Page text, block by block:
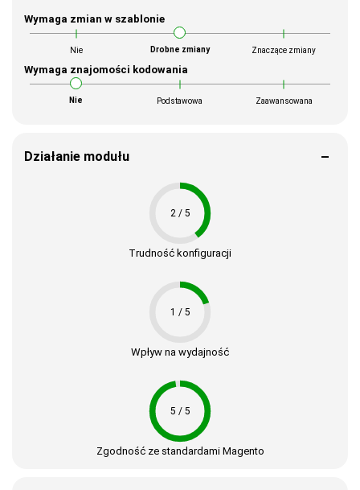
Wymaga zmian w szablonie
Nie Drobne zmiany Znaczące zmiany
Wymaga znajomości kodowania
Nie Podstawowa Zaawansowana
Działanie modułu
2 / 5
Trudność konfiguracji
1 / 5
Wpływ na wydajność
5 / 5
Zgodność ze standardami Magento